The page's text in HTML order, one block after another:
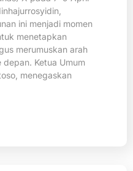
ini menjadi momen
menetapkan
merumuskan arah
Ketua Umum
menegaskan